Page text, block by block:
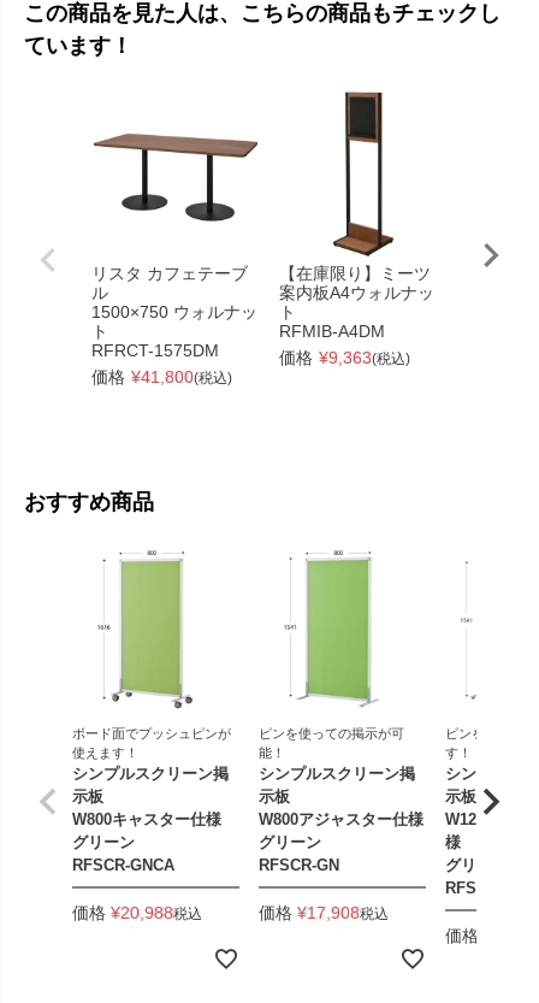
この商品を見た人は、こちらの商品もチェックし
ています！
リスタ カフェテーブ
ル
1500×750 ウォルナッ
ト
RFRCT-1575DM
価格 ¥41,800(税込)
【在庫限り】ミーツ
案内板A4ウォルナッ
ト
RFMIB-A4DM
価格 ¥9,363(税込)
リスタ
おすすめ商品
ボード面でプッシュピンが
使えます！
シンプルスクリーン掲
示板
W800キャスター仕様
グリーン
RFSCR-GNCA
価格 ¥20,988税込
ピンを使っての掲示が可
能！
シンプルスクリーン掲
示板
W800アジャスター仕様
グリーン
RFSCR-GN
価格 ¥17,908税込
ピンを使って
す！
シンプルス
示板
W1200アジ
様
グリーン
RFSCR-GNW
価格